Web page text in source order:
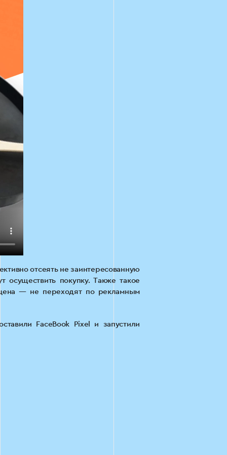
отсеять не заинтересованную
осуществить покупку. Также такое
— не переходят по рекламным
FaceBook Pixel и запустили